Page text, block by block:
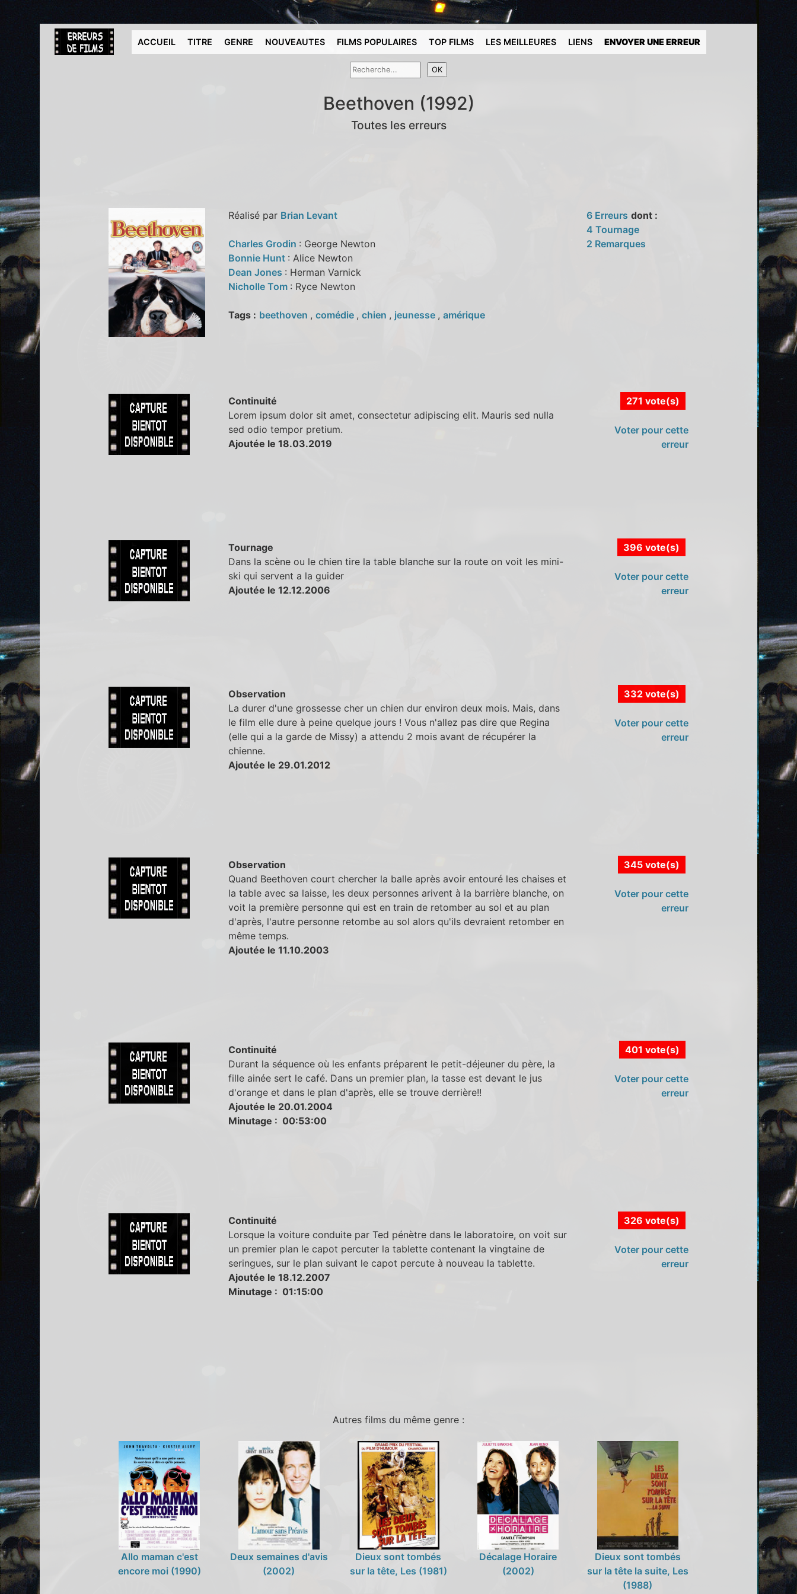
ACCUEIL TITRE GENRE NOUVEAUTES FILMS POPULAIRES TOP FILMS LES MEILLEURES LIENS ENVOYER UNE ERREUR
Beethoven (1992)
Toutes les erreurs
Réalisé par Brian Levant
Charles Grodin : George Newton
Bonnie Hunt : Alice Newton
Dean Jones : Herman Varnick
Nicholle Tom : Ryce Newton
Tags : beethoven , comédie , chien , jeunesse , amérique
6 Erreurs dont :
4 Tournage
2 Remarques
Continuité
Lorem ipsum dolor sit amet, consectetur adipiscing elit. Mauris sed nulla
sed odio tempor pretium.
Ajoutée le 18.03.2019
271 vote(s)
Voter pour cette
erreur
Tournage
Dans la scène ou le chien tire la table blanche sur la route on voit les mini-
ski qui servent a la guider
Ajoutée le 12.12.2006
396 vote(s)
Voter pour cette
erreur
Observation
La durer d'une grossesse cher un chien dur environ deux mois. Mais, dans
le film elle dure à peine quelque jours ! Vous n'allez pas dire que Regina
(elle qui a la garde de Missy) a attendu 2 mois avant de récupérer la
chienne.
Ajoutée le 29.01.2012
332 vote(s)
Voter pour cette
erreur
Observation
Quand Beethoven court chercher la balle après avoir entouré les chaises et
la table avec sa laisse, les deux personnes arivent à la barrière blanche, on
voit la première personne qui est en train de retomber au sol et au plan
d'après, l'autre personne retombe au sol alors qu'ils devraient retomber en
même temps.
Ajoutée le 11.10.2003
345 vote(s)
Voter pour cette
erreur
Continuité
Durant la séquence où les enfants préparent le petit-déjeuner du père, la
fille ainée sert le café. Dans un premier plan, la tasse est devant le jus
d'orange et dans le plan d'après, elle se trouve derrière!!
Ajoutée le 20.01.2004
Minutage : 00:53:00
401 vote(s)
Voter pour cette
erreur
Continuité
Lorsque la voiture conduite par Ted pénètre dans le laboratoire, on voit sur
un premier plan le capot percuter la tablette contenant la vingtaine de
seringues, sur le plan suivant le capot percute à nouveau la tablette.
Ajoutée le 18.12.2007
Minutage : 01:15:00
326 vote(s)
Voter pour cette
erreur
Autres films du même genre :
Allo maman c'est
encore moi (1990)
Deux semaines d'avis
(2002)
Dieux sont tombés
sur la tête, Les (1981)
Décalage Horaire
(2002)
Dieux sont tombés
sur la tête la suite, Les
(1988)